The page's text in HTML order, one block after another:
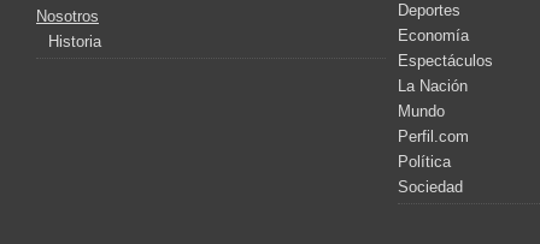
Nosotros
Historia
Deportes
Economía
Espectáculos
La Nación
Mundo
Perfil.com
Política
Sociedad